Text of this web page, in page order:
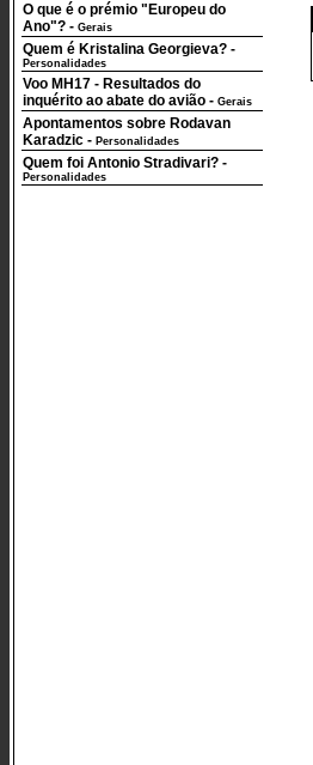
O que é o prémio "Europeu do
Ano"? - Gerais
Quem é Kristalina Georgieva? -
Personalidades
Voo MH17 - Resultados do
inquérito ao abate do avião - Gerais
Apontamentos sobre Rodavan
Karadzic - Personalidades
Quem foi Antonio Stradivari? -
Personalidades